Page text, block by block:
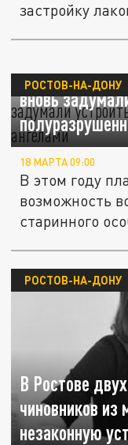
застройку
Стряхнули
вновь
РОСТОВ-НА-ДОНУ
18 МАРТА 09:00
В этом году
возможность
старинного
В Ростове
чиновников из
незаконную
РОСТОВ-НА-ДОНУ